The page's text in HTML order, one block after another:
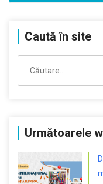
Caută în site
după:
Următoarele